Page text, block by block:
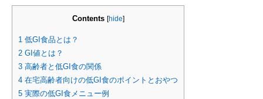
Contents [hide]
1 低GI食品とは？
2 GI値とは？
3 高齢者と低GI食の関係
4 在宅高齢者向けの低GI食のポイントとおやつ
5 実際の低GI食メニュー例